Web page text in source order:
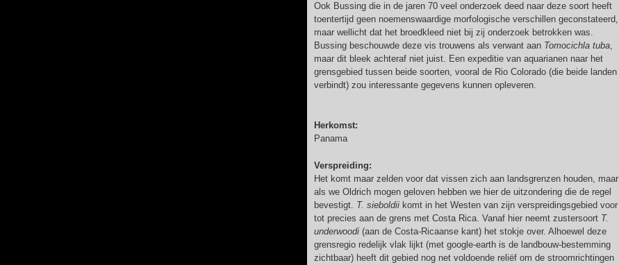
Ook Bussing die in de jaren 70 veel onderzoek deed naar deze soort heeft
toentertijd geen noemenswaardige morfologische verschillen geconstateerd,
maar wellicht dat het broedkleed niet bij zij onderzoek betrokken was.
Bussing beschouwde deze vis trouwens als verwant aan Tomocichla tuba,
maar dit bleek achteraf niet juist. Een expeditie van aquarianen naar het
grensgebied tussen beide soorten, vooral de Rio Colorado (die beide landen
verbindt) zou interessante gegevens kunnen opleveren.
Herkomst:
Panama
Verspreiding:
Het komt maar zelden voor dat vissen zich aan landsgrenzen houden, maar
als we Oldrich mogen geloven hebben we hier de uitzondering die de regel
bevestigt. T. sieboldii komt in het Westen van zijn verspreidingsgebied voor
tot precies aan de grens met Costa Rica. Vanaf hier neemt zustersoort T.
underwoodi (aan de Costa-Ricaanse kant) het stokje over. Alhoewel deze
grensregio redelijk vlak lijkt (met google-earth is de landbouw-bestemming
zichtbaar) heeft dit gebied nog net voldoende reliëf om de stroomrichtingen